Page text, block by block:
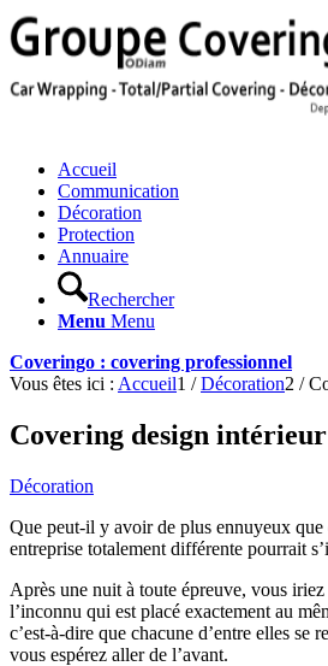
Accueil
Communication
Décoration
Protection
Annuaire
Rechercher
Menu Menu
Coveringo : covering professionnel
Vous êtes ici : Accueil1 / Décoration2 /
Covering design
Décoration
Que peut-il y avoir de plus ennuyeux que
entreprise totalement différente pourrait
Après une nuit à toute épreuve, vous
l’inconnu qui est placé exactement au
c’est-à-dire que chacune d’entre elles
vous espérez aller de l’avant.